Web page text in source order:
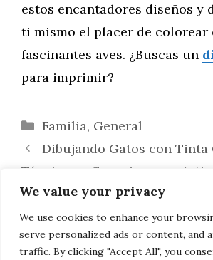
We value your privacy
We use cookies to enhance your
serve personalized ads or content, and
traffic. By clicking "Accept All", you
estos encantadores diseños y
ti mismo el placer de colorear
fascinantes aves. ¿Buscas un
para imprimir?
Categorías
Familia, General
Dibujando Gatos con Tinta
Técnicas y Consejos para
El Búho como Símbolo:
Significado en Diferentes
en el Arte